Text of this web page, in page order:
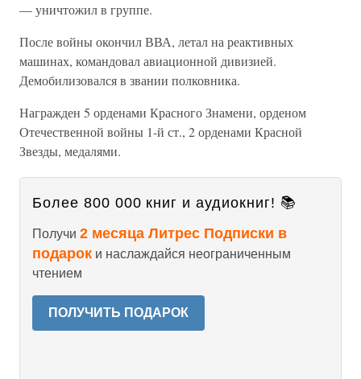
— уничтожил в группе.
После войны окончил ВВА, летал на реактивных
машинах, командовал авиационной дивизией.
Демобилизовался в звании полковника.
Награжден 5 орденами Красного Знамени, орденом
Отечественной войны 1-й ст., 2 орденами Красной
Звезды, медалями.
Более 800 000 книг и аудиокниг! 📚
Получи 2 месяца Литрес Подписки в
подарок и наслаждайся неограниченным
чтением
ПОЛУЧИТЬ ПОДАРОК